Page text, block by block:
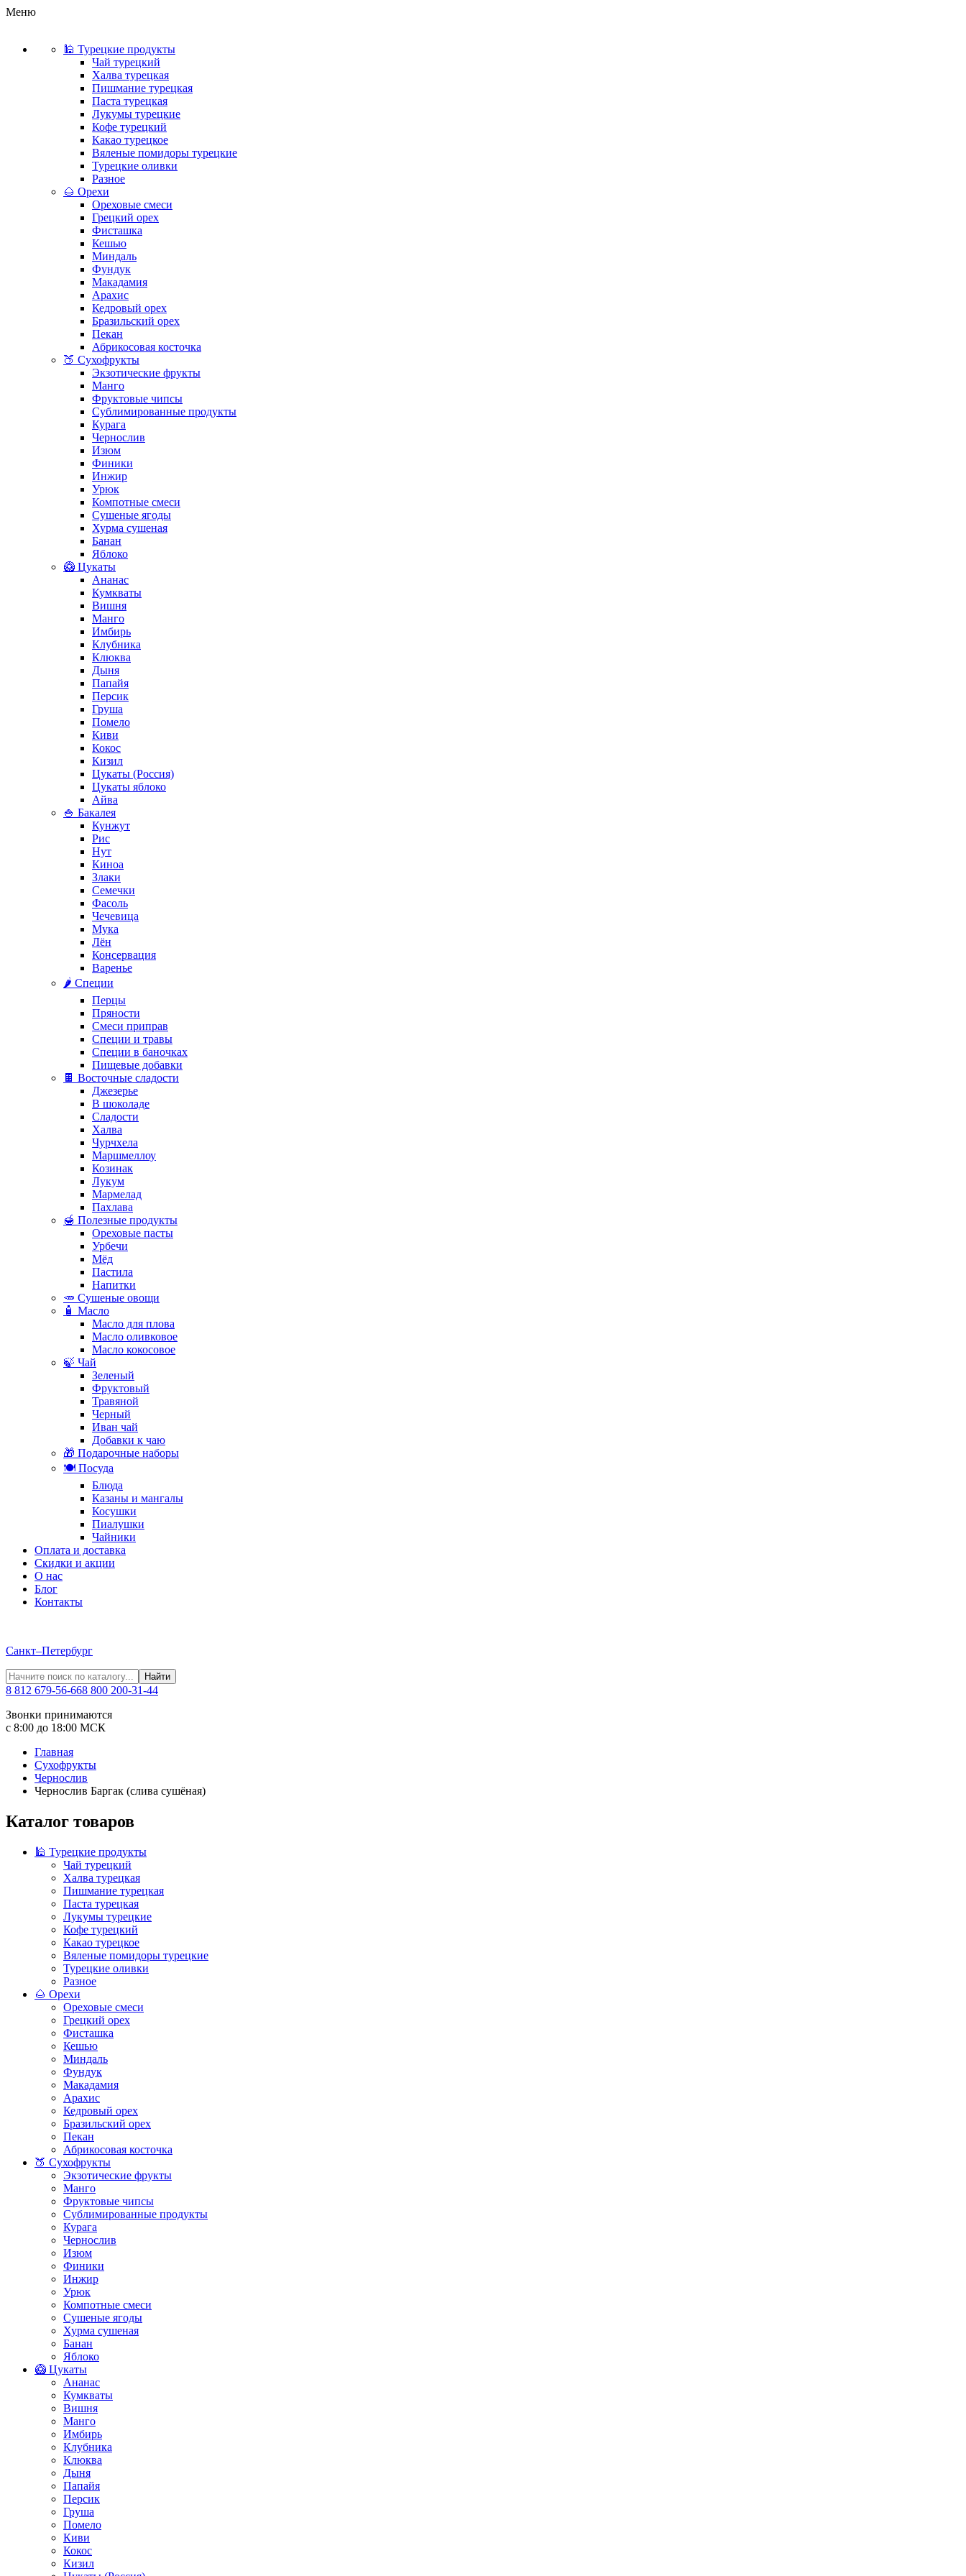
Меню
🕌 Турецкие продукты
Чай турецкий
Халва турецкая
Пишмание турецкая
Паста турецкая
Лукумы турецкие
Кофе турецкий
Какао турецкое
Вяленые помидоры турецкие
Турецкие оливки
Разное
🌰 Орехи
Ореховые смеси
Грецкий орех
Фисташка
Кешью
Миндаль
Фундук
Макадамия
Арахис
Кедровый орех
Бразильский орех
Пекан
Абрикосовая косточка
🍑 Сухофрукты
Экзотические фрукты
Манго
Фруктовые чипсы
Сублимированные продукты
Курага
Чернослив
Изюм
Финики
Инжир
Урюк
Компотные смеси
Сушеные ягоды
Хурма сушеная
Банан
Яблоко
🥝 Цукаты
Ананас
Кумкваты
Вишня
Манго
Имбирь
Клубника
Клюква
Дыня
Папайя
Персик
Груша
Помело
Киви
Кокос
Кизил
Цукаты (Россия)
Цукаты яблоко
Айва
🍚 Бакалея
Кунжут
Рис
Нут
Киноа
Злаки
Семечки
Фасоль
Чечевица
Мука
Лён
Консервация
Варенье
🌶️ Специи
Перцы
Пряности
Смеси приправ
Специи и травы
Специи в баночках
Пищевые добавки
🍫 Восточные сладости
Джезерье
В шоколаде
Сладости
Халва
Чурчхела
Маршмеллоу
Козинак
Лукум
Мармелад
Пахлава
🍯 Полезные продукты
Ореховые пасты
Урбечи
Мёд
Пастила
Напитки
🥕 Сушеные овощи
🧴 Масло
Масло для плова
Масло оливковое
Масло кокосовое
🍃 Чай
Зеленый
Фруктовый
Травяной
Черный
Иван чай
Добавки к чаю
🎁 Подарочные наборы
🍽️ Посуда
Блюда
Казаны и мангалы
Косушки
Пиалушки
Чайники
Оплата и доставка
Скидки и акции
О нас
Блог
Контакты
Санкт–Петербург
Найти
8 812 679-56-668 800 200-31-44
Звонки принимаются
с 8:00 до 18:00 МСК
Главная
Сухофрукты
Чернослив
Чернослив Баргак (слива сушёная)
Каталог товаров
🕌 Турецкие продукты
Чай турецкий
Халва турецкая
Пишмание турецкая
Паста турецкая
Лукумы турецкие
Кофе турецкий
Какао турецкое
Вяленые помидоры турецкие
Турецкие оливки
Разное
🌰 Орехи
Ореховые смеси
Грецкий орех
Фисташка
Кешью
Миндаль
Фундук
Макадамия
Арахис
Кедровый орех
Бразильский орех
Пекан
Абрикосовая косточка
🍑 Сухофрукты
Экзотические фрукты
Манго
Фруктовые чипсы
Сублимированные продукты
Курага
Чернослив
Изюм
Финики
Инжир
Урюк
Компотные смеси
Сушеные ягоды
Хурма сушеная
Банан
Яблоко
🥝 Цукаты
Ананас
Кумкваты
Вишня
Манго
Имбирь
Клубника
Клюква
Дыня
Папайя
Персик
Груша
Помело
Киви
Кокос
Кизил